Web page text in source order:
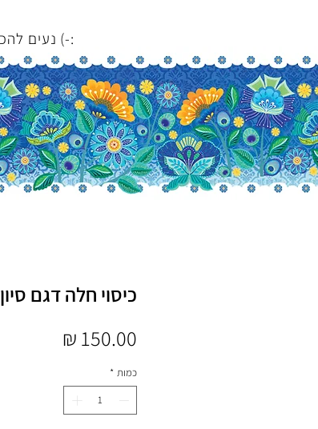
נעים להכיר (-:
כיסוי חלה דגם סיון
כמות *